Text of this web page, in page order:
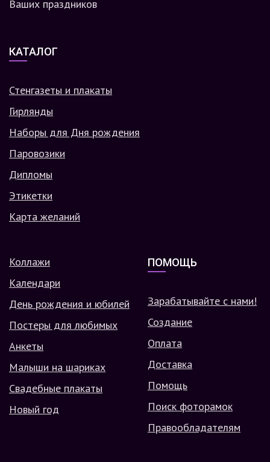
Ваших праздников
КАТАЛОГ
Стенгазеты и плакаты
Гирлянды
Наборы для Дня рождения
Паровозики
Дипломы
Этикетки
Карта желаний
Коллажи
Календари
День рождения и юбилей
Постеры для любимых
Анкеты
Малыши на шариках
Свадебные плакаты
Новый год
ПОМОЩЬ
Зарабатывайте с нами!
Создание
Оплата
Доставка
Помощь
Поиск фоторамок
Правообладателям